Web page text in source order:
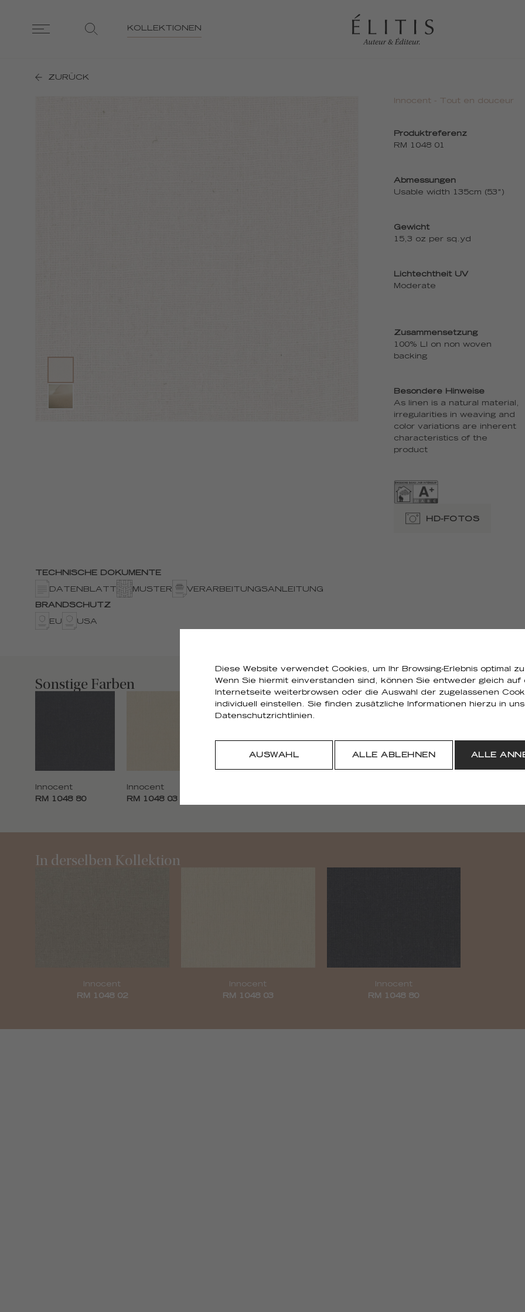
KOLLEKTIONEN
ZURÜCK
Innocent - Tout en douceur
Produktreferenz
RM 1048 01
Abmessungen
Usable width 135cm (53")
Gewicht
15,3 oz per sq.yd
Lichtechtheit UV
Moderate
Zusammensetzung
100% LI on non woven
backing
Besondere Hinweise
As linen is a natural material,
irregularities in weaving and
color variations are inherent
characteristics of the
product
HD-FOTOS
TECHNISCHE DOKUMENTE
DATENBLATT MUSTER VERARBEITUNGSANLEITUNG
BRANDSCHUTZ
EU USA
Sonstige Farben
Innocent
RM 1048 80
Innocent
RM 1048 03
In derselben Kollektion
Innocent
RM 1048 02
Innocent
RM 1048 03
Innocent
RM 1048 80
Diese Website verwendet Cookies, um Ihr Browsing-Erlebnis optimal
Wenn Sie hiermit einverstanden sind, können Sie entweder gleich auf
Internetseite weiterbrowsen oder die Auswahl der zugelassenen
individuell einstellen. Sie finden zusätzliche Informationen hierzu in
Datenschutzrichtlinien.
AUSWAHL ALLE ABLEHNEN ALLE